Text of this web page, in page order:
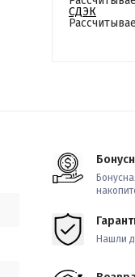
СДЭК
Нашли